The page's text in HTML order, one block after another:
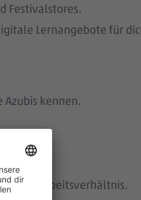
Festivalstores.
Lernangebote für
kennen.
Arbeitsverhältnis.